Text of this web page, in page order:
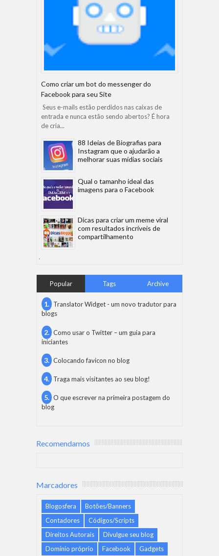
Como criar um bot do messenger do
Facebook para seu Site
Seus e-mails estão perdidos nas caixas de
entrada e nunca estão sendo abertos? É hora
de cria...
88 Ideias de Biografias para
Instagram que o ajudarão a
melhorar suas mídias sociais
Qual o tamanho ideal das
imagens para o Facebook
Dicas para criar um meme viral
com resultados incríveis de
compartilhamento
Popular Tags Archive
Translator Widget - um novo tradutor para
blogs
Como usar o Twitter – um guia para
iniciantes
Colocando favicon no blog
Traga mais visitantes ao seu blog!
O que escrever na primeira postagem do
blog
Recomendamos
Marcadores
Blogosfera
Botões/Banners
Contadores
Códigos/Scripts
Direitos Autorais
Divulgue seu blog
Domínio próprio
Facebook
Gadgets